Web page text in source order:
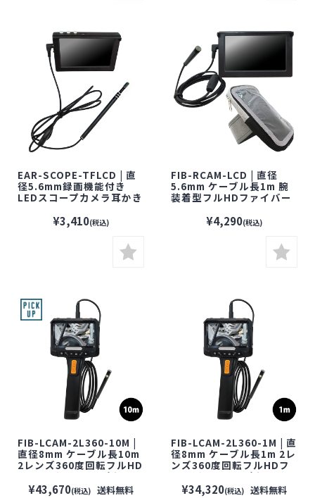
EAR-SCOPE-TFLCD | 直
径5.6mm録画機能付き
LEDスコープカメラ耳かき
ープ】【小型カメラ】
¥3,410(税込)
FIB-RCAM-LCD | 直径
5.6mm ケーブル長1m 腕
装着型フルHDファイバー
【ファイバースコープ】
【小型カメラ】
¥4,290(税込)
FIB-LCAM-2L360-10M |
直径8mm ケーブル長10m
2レンズ360度回転フルHD
ファイバースコープカメラ
【防水】【ファイバースコ
¥43,670(税込) 送料無料
FIB-LCAM-2L360-1M | 直
径8mm ケーブル長1m 2レ
ンズ360度回転フルHDフ
ァイバースコープカメラ
【防水】【ファイバースコ
¥34,320(税込) 送料無料